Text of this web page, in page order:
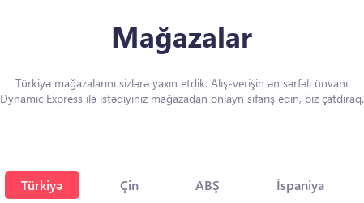
Mağazalar
Türkiyə mağazalarını sizlərə yaxın etdik. Alış-verişin ən sərfəli ünvanı
Dynamic Express ilə istədiyiniz mağazadan onlayn sifariş edin, biz çatdıraq.
Türkiyə Çin ABŞ İspaniya